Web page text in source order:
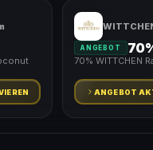
ANGEBOT
70% WITTCHEN
ANGEBOT